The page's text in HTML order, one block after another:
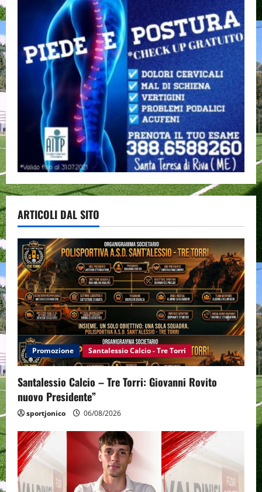
ARTICOLI DAL SITO
Promozione Santalessio Calcio - Tre Torri
Santalessio Calcio – Tre Torri: Giovanni Rovito
nuovo Presidente”
sportjonico 06/08/2026